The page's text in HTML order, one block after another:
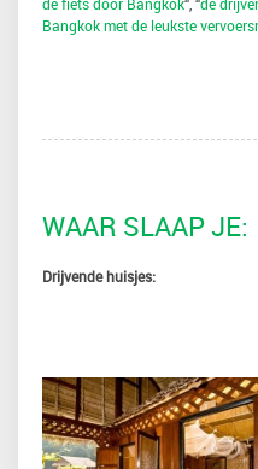
Bangkok met de leukste
WAAR SLAAP JE:
Drijvende huisjes: